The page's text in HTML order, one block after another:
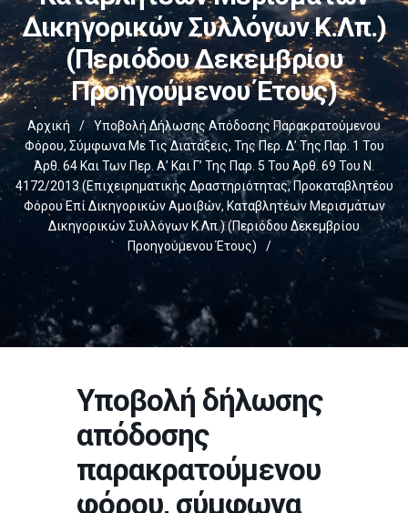
Δικηγορικών Συλλόγων Κ.λπ.)
(περιόδου Δεκεμβρίου
Προηγούμενου Έτους)
Αρχική /
Υποβολή Δήλωσης Απόδοσης Παρακρατούμενου
Φόρου, Σύμφωνα Με Τις Διατάξεις, Της Περ. Δ’ Της Παρ. 1 Του
Άρθ. 64 Και Των Περ. Α’ Και Γ’ Της Παρ. 5 Του Άρθ. 69 Του Ν.
4172/2013 (επιχειρηματικής Δραστηριότητας, Προκαταβλητέου
Φόρου Επί Δικηγορικών Αμοιβών, Καταβλητέων Μερισμάτων
Δικηγορικών Συλλόγων Κ.λπ.) (περιόδου Δεκεμβρίου
Προηγούμενου Έτους)
/
Υποβολή δήλωσης
απόδοσης
παρακρατούμενου
φόρου, σύμφωνα